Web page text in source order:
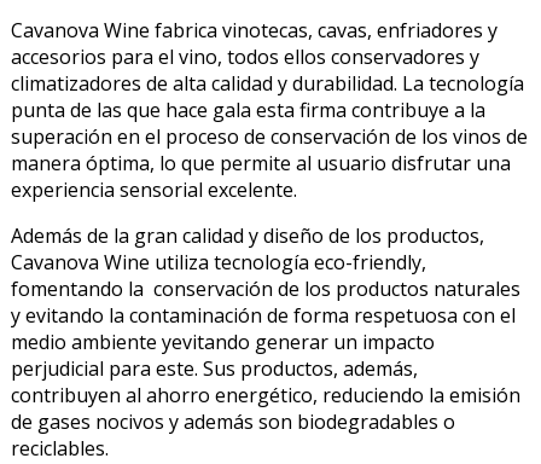
Cavanova Wine fabrica vinotecas, cavas, enfriadores y
accesorios para el vino, todos ellos conservadores y
climatizadores de alta calidad y durabilidad. La tecnología
punta de las que hace gala esta firma contribuye a la
superación en el proceso de conservación de los vinos de
manera óptima, lo que permite al usuario disfrutar una
experiencia sensorial excelente.
Además de la gran calidad y diseño de los productos,
Cavanova Wine utiliza tecnología eco-friendly,
fomentando la conservación de los productos naturales
y evitando la contaminación de forma respetuosa con el
medio ambiente yevitando generar un impacto
perjudicial para este. Sus productos, además,
contribuyen al ahorro energético, reduciendo la emisión
de gases nocivos y además son biodegradables o
reciclables.